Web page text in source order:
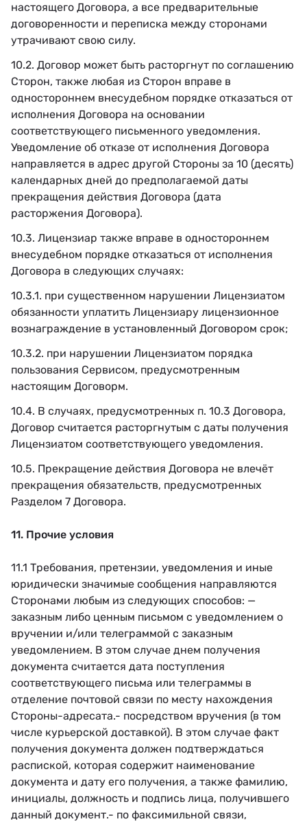
настоящего Договора, а все предварительные
договоренности и переписка между сторонами
утрачивают свою силу.
10.2. Договор может быть расторгнут по соглашению
Сторон, также любая из Сторон вправе в
одностороннем внесудебном порядке отказаться от
исполнения Договора на основании
соответствующего письменного уведомления.
Уведомление об отказе от исполнения Договора
направляется в адрес другой Стороны за 10 (десять)
календарных дней до предполагаемой даты
прекращения действия Договора (дата
расторжения Договора).
10.3. Лицензиар также вправе в одностороннем
внесудебном порядке отказаться от исполнения
Договора в следующих случаях:
10.3.1. при существенном нарушении Лицензиатом
обязанности уплатить Лицензиару лицензионное
вознаграждение в установленный Договором срок;
10.3.2. при нарушении Лицензиатом порядка
пользования Сервисом, предусмотренным
настоящим Договорм.
10.4. В случаях, предусмотренных п. 10.3 Договора,
Договор считается расторгнутым с даты получения
Лицензиатом соответствующего уведомления.
10.5. Прекращение действия Договора не влечёт
прекращения обязательств, предусмотренных
Разделом 7 Договора.
11. Прочие условия
11.1 Требования, претензии, уведомления и иные
юридически значимые сообщения направляются
Сторонами любым из следующих способов: —
заказным либо ценным письмом с уведомлением о
вручении и/или телеграммой с заказным
уведомлением. В этом случае днем получения
документа считается дата поступления
соответствующего письма или телеграммы в
отделение почтовой связи по месту нахождения
Стороны-адресата.- посредством вручения (в том
числе курьерской доставкой). В этом случае факт
получения документа должен подтверждаться
распиской, которая содержит наименование
документа и дату его получения, а также фамилию,
инициалы, должность и подпись лица, получившего
данный документ.- по факсимильной связи,